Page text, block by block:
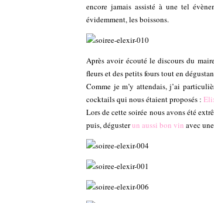
encore jamais assisté à une tel
évidemment, les boissons.
Après avoir écouté le discours du
fleurs et des petits fours tout en
Comme je m’y attendais, j’ai
cocktails qui nous étaient proposés :
Lors de cette soirée nous avons été
puis, dégusterun aussi bon vin avec